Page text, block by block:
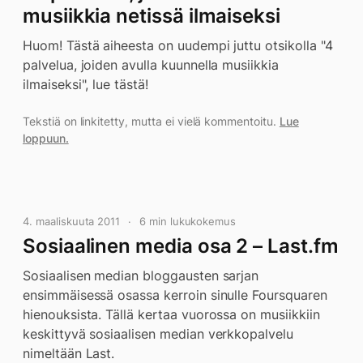
musiikkia netissä ilmaiseksi
Huom! Tästä aiheesta on uudempi juttu otsikolla "4
palvelua, joiden avulla kuunnella musiikkia
ilmaiseksi", lue tästä!
Tekstiä on linkitetty, mutta ei vielä kommentoitu. Lue
loppuun.
4. maaliskuuta 2011 6 min lukukokemus
Sosiaalinen media osa 2 – Last.fm
Sosiaalisen median bloggausten sarjan
ensimmäisessä osassa kerroin sinulle Foursquaren
hienouksista. Tällä kertaa vuorossa on musiikkiin
keskittyvä sosiaalisen median verkkopalvelu
nimeltään Last.